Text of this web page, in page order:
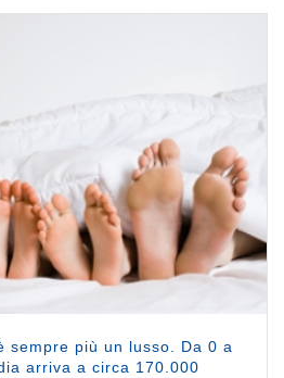
sempre più un lusso. Da 0 a
arriva a circa 170.000